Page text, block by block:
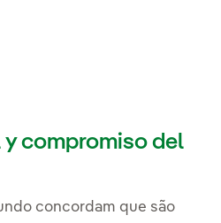
compromiso del
concordam que são